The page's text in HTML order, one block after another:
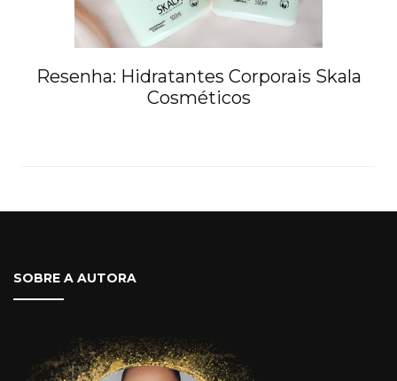
Resenha: Hidratantes Corporais Skala
Cosméticos
SOBRE A AUTORA